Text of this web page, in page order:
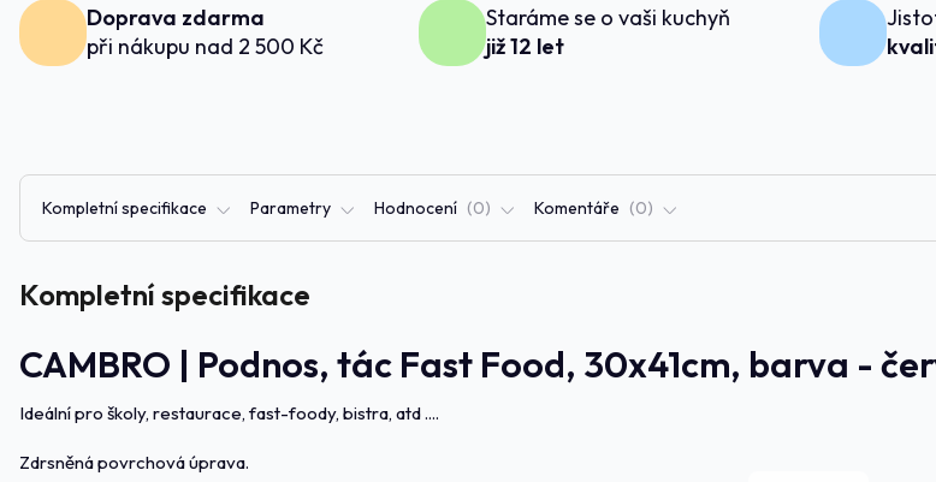
Doprava zdarma
při nákupu nad 2 500 Kč
Staráme se o vaši kuchyň
již 12 let
Kompletní specifikace Parametry Hodnocení 0 Komentáře 0
Kompletní specifikace
CAMBRO | Podnos, tác Fast Food, 30x41cm, barva -
Ideální pro školy, restaurace, fast-foody, bistra, atd ....
Zdrsněná povrchová úprava.